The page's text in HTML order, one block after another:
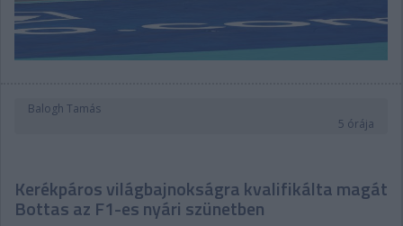
Balogh Tamás
5 órája
Kerékpáros világbajnokságra kvalifikálta magát
Bottas az F1-es nyári szünetben